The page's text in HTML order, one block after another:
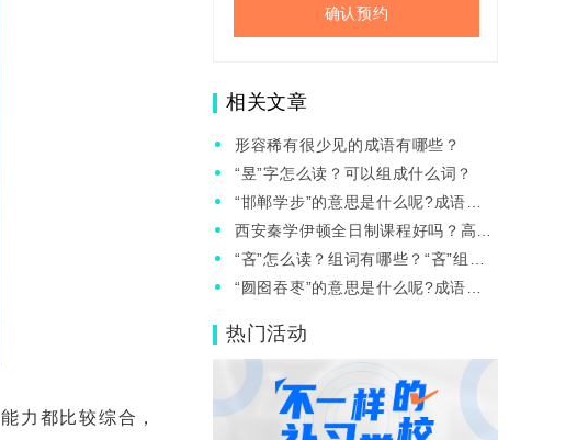
力都比较综合，
确认预约
相关文章
形容稀有很少见的成语有哪些？
“昱”字怎么读？可以组成什么词？
“邯郸学步”的意思是什么呢?成语故
事的来源是什么?
西安秦学伊顿全日制课程好吗？高三
阶段如何帮孩子提高复习效率?
“吝”怎么读？组词有哪些？“吝”组词
造句有哪些？
“囫囵吞枣”的意思是什么呢?成语故
热门活动